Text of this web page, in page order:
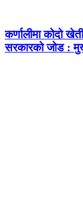
कर्णालीमा कोदो
सरकारको जोड :